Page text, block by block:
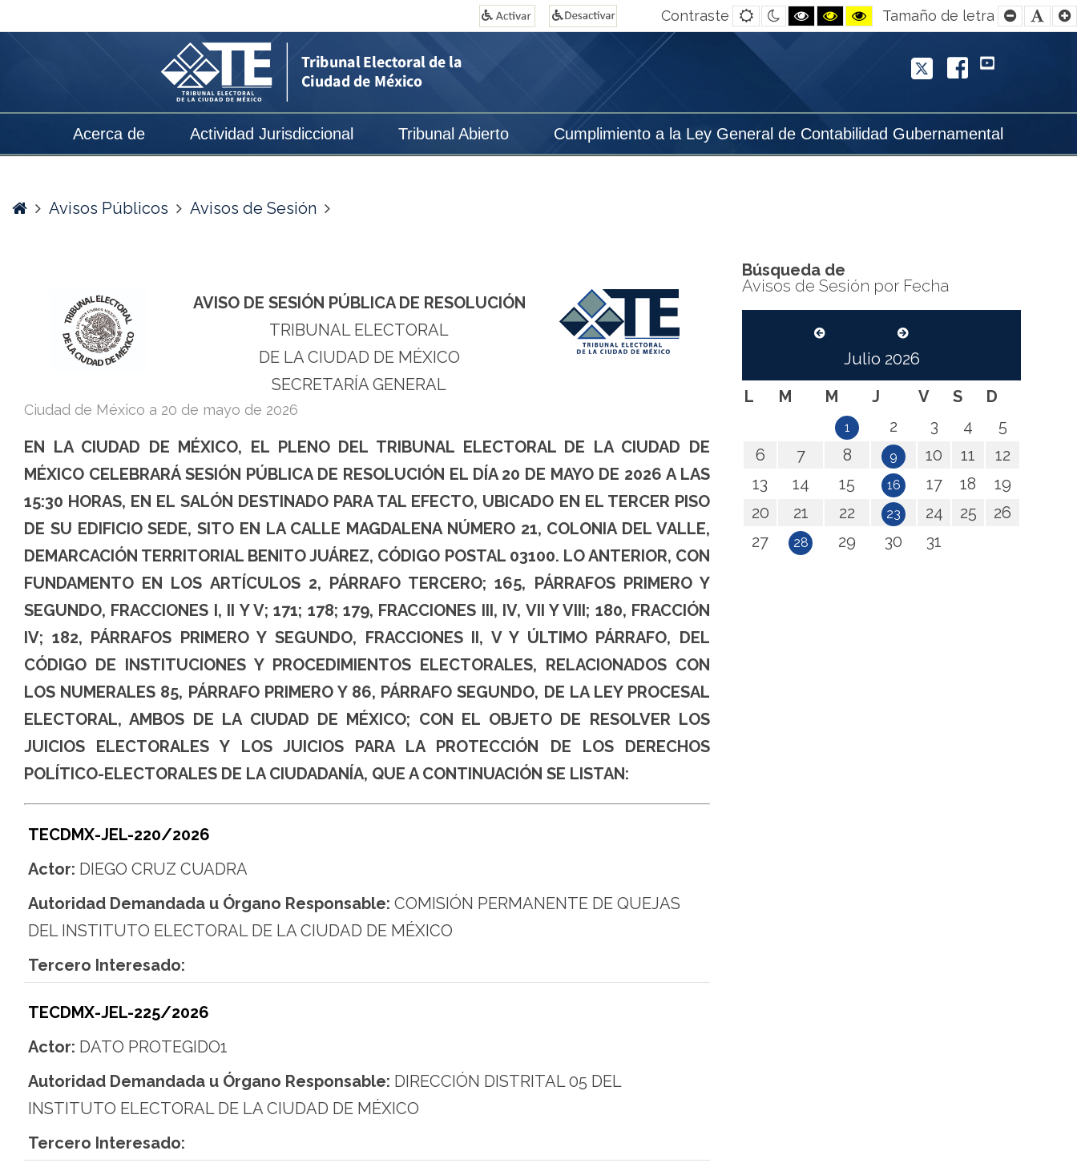
RESOLUCIÓN
20
Ciudad
México
Contraste
Default
contrast
Night
contrast
Black
and
Black
and
Yellow
and
contrast
Tamaño de letra
Smaller
FontFont
Acerca de Actividad Jurisdiccional Tribunal Abierto Cumplimiento a la Ley General de Contabilidad Gubernamental
Twitter
Facebook
YouTube
HomeAvisos Públicos Avisos de Sesión
AVISO DE SESIÓN PÚBLICA DE RESOLUCIÓN
TRIBUNAL ELECTORAL
DE LA CIUDAD DE MÉXICO
SECRETARÍA GENERAL
Ciudad de México a 20 de mayo de 2026
EN LA CIUDAD DE MÉXICO, EL PLENO DEL TRIBUNAL ELECTORAL DE LA CIUDAD DE
MÉXICO CELEBRARÁ SESIÓN PÚBLICA DE RESOLUCIÓN EL DÍA 20 DE MAYO DE 2026 A LAS
15:30 HORAS, EN EL SALÓN DESTINADO PARA TAL EFECTO, UBICADO EN EL TERCER PISO
DE SU EDIFICIO SEDE, SITO EN LA CALLE MAGDALENA NÚMERO 21, COLONIA DEL VALLE,
DEMARCACIÓN TERRITORIAL BENITO JUÁREZ, CÓDIGO POSTAL 03100. LO ANTERIOR, CON
FUNDAMENTO EN LOS ARTÍCULOS 2, PÁRRAFO TERCERO; 165, PÁRRAFOS PRIMERO Y
SEGUNDO, FRACCIONES I, II Y V; 171; 178; 179, FRACCIONES III, IV, VII Y VIII; 180, FRACCIÓN
IV; 182, PÁRRAFOS PRIMERO Y SEGUNDO, FRACCIONES II, V Y ÚLTIMO PÁRRAFO, DEL
CÓDIGO DE INSTITUCIONES Y PROCEDIMIENTOS ELECTORALES, RELACIONADOS CON
LOS NUMERALES 85, PÁRRAFO PRIMERO Y 86, PÁRRAFO SEGUNDO, DE LA LEY PROCESAL
ELECTORAL, AMBOS DE LA CIUDAD DE MÉXICO; CON EL OBJETO DE RESOLVER LOS
JUICIOS ELECTORALES Y LOS JUICIOS PARA LA PROTECCIÓN DE LOS DERECHOS
POLÍTICO-ELECTORALES DE LA CIUDADANÍA, QUE A CONTINUACIÓN SE LISTAN:
TECDMX-JEL-220/2026
Actor: DIEGO CRUZ CUADRA
Autoridad Demandada u Órgano Responsable: COMISIÓN PERMANENTE DE QUEJAS
DEL INSTITUTO ELECTORAL DE LA CIUDAD DE MÉXICO
Tercero Interesado:
TECDMX-JEL-225/2026
Actor: DATO PROTEGIDO1
Autoridad Demandada u Órgano Responsable: DIRECCIÓN DISTRITAL 05 DEL
INSTITUTO ELECTORAL DE LA CIUDAD DE MÉXICO
Tercero Interesado:
Búsqueda de
Avisos de Sesión por Fecha
Julio 2026
L
M M J V S D
1 2 3 4
5
6
7 8 9 10 11
12
13
14 15 16 17 18
19
20
21 22 23 24 25
26
27
28 29 30 31